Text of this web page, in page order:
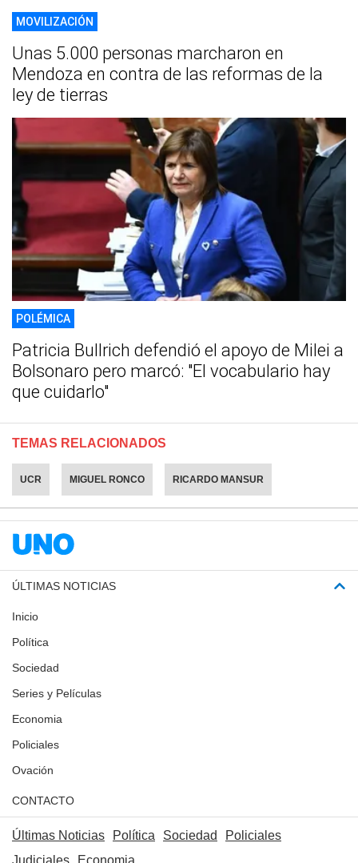
MOVILIZACIÓN
Unas 5.000 personas marcharon en
Mendoza en contra de las reformas de la
ley de tierras
POLÉMICA
Patricia Bullrich defendió el apoyo de Milei a
Bolsonaro pero marcó: "El vocabulario hay
que cuidarlo"
TEMAS RELACIONADOS
UCR MIGUEL RONCO RICARDO MANSUR
ÚLTIMAS NOTICIAS
Inicio
Política
Sociedad
Series y Películas
Economia
Policiales
Ovación
CONTACTO
Últimas Noticias Política Sociedad
Policiales
Judiciales
Economia